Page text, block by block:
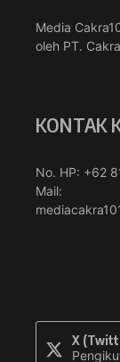
Media
oleh PT.
KONTAK
No. HP: +62
Mail:
X